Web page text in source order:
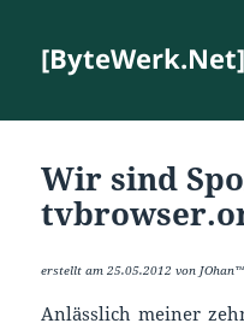
[ByteWerk.Net]
Wir sind
erstellt am 25.05.2012 von
Anlässlich meiner